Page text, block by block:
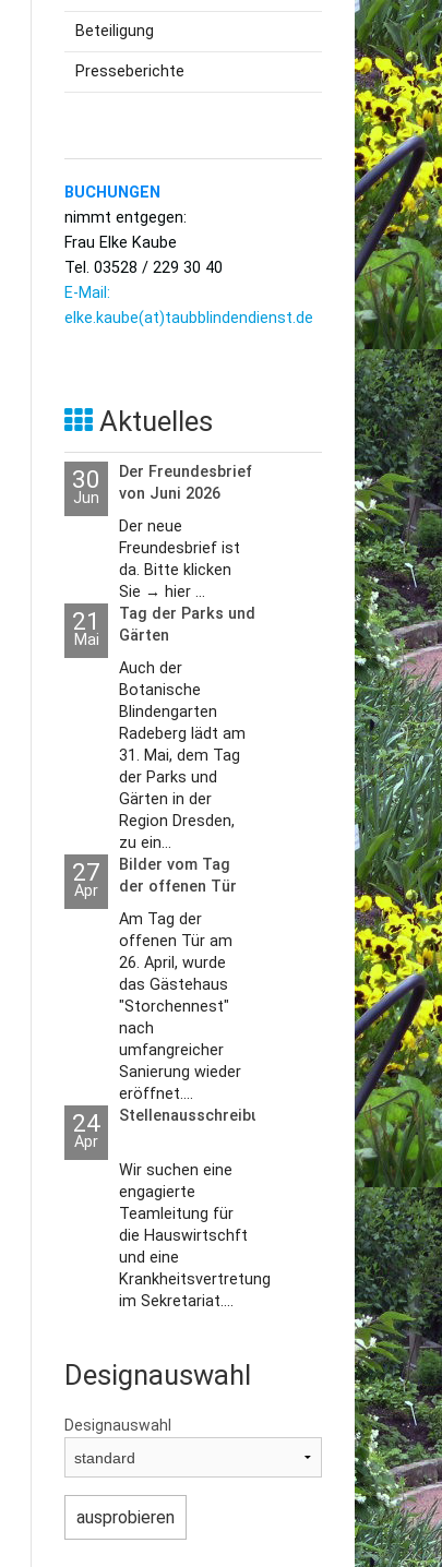
Beteiligung
Presseberichte
BUCHUNGEN
nimmt entgegen:
Frau Elke Kaube
Tel. 03528 / 229 30 40
E-Mail:
elke.kaube(at)taubblindendienst.de
Aktuelles
30
Jun
Der Freundesbrief
von Juni 2026
Der neue
Freundesbrief ist
da. Bitte klicken
Sie → hier ...
21
Mai
Tag der Parks und
Gärten
Auch der
Botanische
Blindengarten
Radeberg lädt am
31. Mai, dem Tag
der Parks und
Gärten in der
Region Dresden,
zu ein...
27
Apr
Bilder vom Tag
der offenen Tür
2026
Am Tag der
offenen Tür am
26. April, wurde
das Gästehaus
"Storchennest"
nach
umfangreicher
Sanierung wieder
eröffnet....
24
Apr
Stellenausschreibungen
Wir suchen eine
engagierte
Teamleitung für
die Hauswirtschft
und eine
Krankheitsvertretung
im Sekretariat....
Designauswahl
Designauswahl